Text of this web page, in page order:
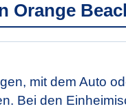
Orange
mit dem Auto
Bei den